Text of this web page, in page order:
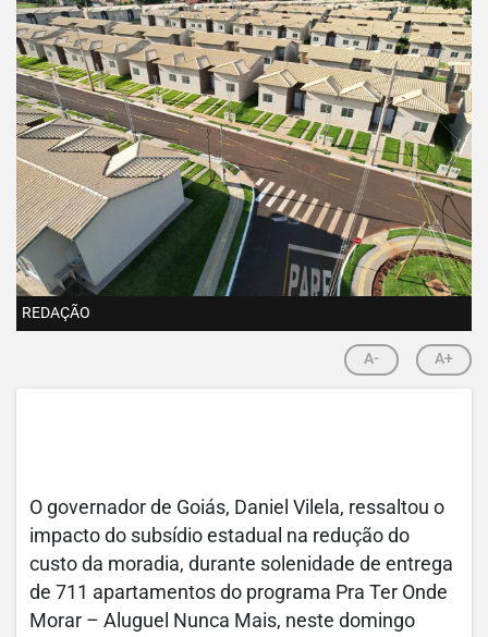
REDAÇÃO
A- A+
O governador de Goiás, Daniel Vilela, ressaltou o
impacto do subsídio estadual na redução do
custo da moradia, durante solenidade de entrega
de 711 apartamentos do programa Pra Ter Onde
Morar – Aluguel Nunca Mais, neste domingo